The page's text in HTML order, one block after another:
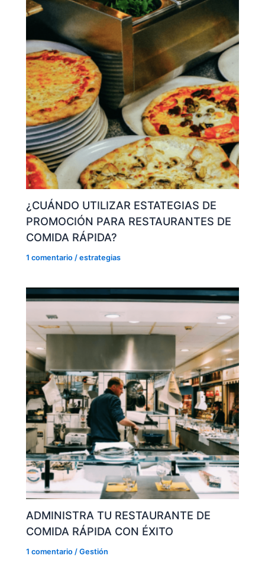
¿CUÁNDO UTILIZAR ESTATEGIAS DE
PROMOCIÓN PARA RESTAURANTES DE
COMIDA RÁPIDA?
1 comentario /estrategias
ADMINISTRA TU RESTAURANTE DE
COMIDA RÁPIDA CON ÉXITO
1 comentario /Gestión